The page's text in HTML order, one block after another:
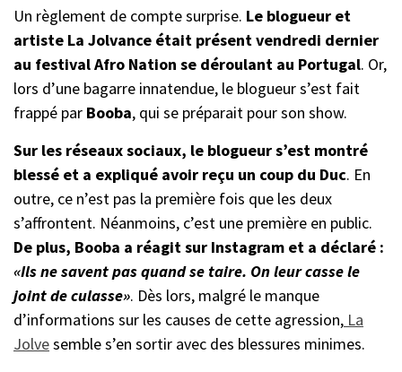
Un règlement de compte surprise. Le blogueur et
artiste La Jolvance était présent vendredi dernier
au festival Afro Nation se déroulant au Portugal. Or,
lors d’une bagarre innatendue, le blogueur s’est fait
frappé par Booba, qui se préparait pour son show.
Sur les réseaux sociaux, le blogueur s’est montré
blessé et a expliqué avoir reçu un coup du Duc. En
outre, ce n’est pas la première fois que les deux
s’affrontent. Néanmoins, c’est une première en public.
De plus, Booba a réagit sur Instagram et a déclaré :
«Ils ne savent pas quand se taire. On leur casse le
joint de culasse». Dès lors, malgré le manque
d’informations sur les causes de cette agression, La
Jolvesemble s’en sortir avec des blessures minimes.